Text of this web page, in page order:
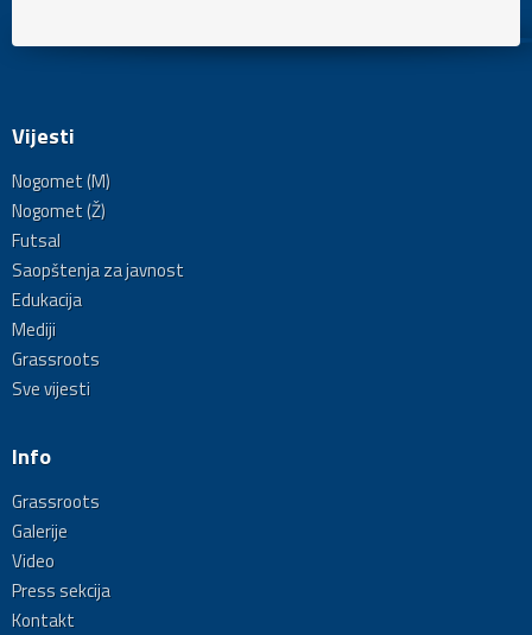
Vijesti
Nogomet (M)
Nogomet (Ž)
Futsal
Saopštenja za javnost
Edukacija
Mediji
Grassroots
Sve vijesti
Info
Grassroots
Galerije
Video
Press sekcija
Kontakt